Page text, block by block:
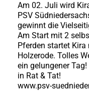
Impressum
Datenschutz
Am 02. Juli wird
PSV
gewinnt die
Am Start mit 2
Pferden startet
Holzerode. Tolles
ein gelungener
in Rat & Tat!
www.psv-